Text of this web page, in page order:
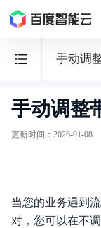
手动调
云
数
手动调整
更新时间 ： 2026-01-08
当您的业务遇到
对，您可以在不